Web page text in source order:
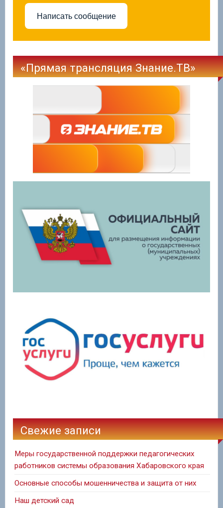
Написать сообщение
«Прямая трансляция Знание.ТВ»
Свежие записи
Меры государственной поддержки педагогических
работников системы образования Хабаровского края
Основные способы мошенничества и защита от них
Наш детский сад